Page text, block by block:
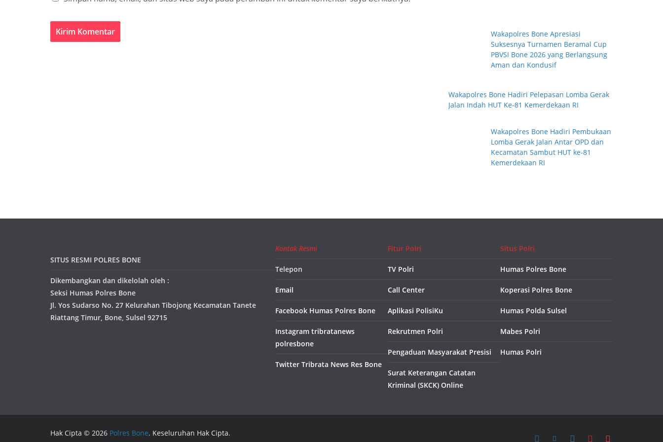
Wakapolres Bone Apresiasi
Suksesnya Turnamen Beramal Cup
PBVSI Bone 2026 yang Berlangsung
Aman dan Kondusif
Wakapolres Bone Hadiri Pelepasan Lomba Gerak
Jalan Indah HUT Ke-81 Kemerdekaan RI
Wakapolres Bone Hadiri Pembukaan
Lomba Gerak Jalan Antar OPD dan
Kecamatan Sambut HUT ke-81
Kemerdekaan RI
SITUS RESMI POLRES BONE
Dikembangkan dan dikelolah oleh :
Seksi Humas Polres Bone
Jl. Yos Sudarso No. 27 Kelurahan Tibojong Kecamatan Tanete
Riattang Timur, Bone, Sulsel 92715
Kontak Resmi
Telepon
Email
Facebook Humas Polres Bone
Instagram tribratanews
polresbone
Twitter Tribrata News Res Bone
Fitur Polri
TV Polri
Call Center
Aplikasi PolisiKu
Rekrutmen Polri
Pengaduan Masyarakat Presisi
Surat Keterangan Catatan
Kriminal (SKCK) Online
Situs Polri
Humas Polres Bone
Koperasi Polres Bone
Humas Polda Sulsel
Mabes Polri
Humas Polri
Hak Cipta © 2026 Polres Bone. Keseluruhan Hak Cipta.